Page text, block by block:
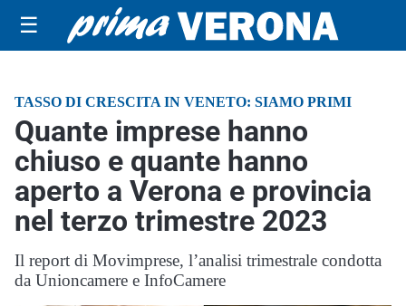
☰
TASSO DI CRESCITA IN VENETO: SIAMO PRIMI
Quante imprese hanno
chiuso e quante hanno
aperto a Verona e provincia
nel terzo trimestre 2023
Il report di Movimprese, l’analisi trimestrale condotta
da Unioncamere e InfoCamere